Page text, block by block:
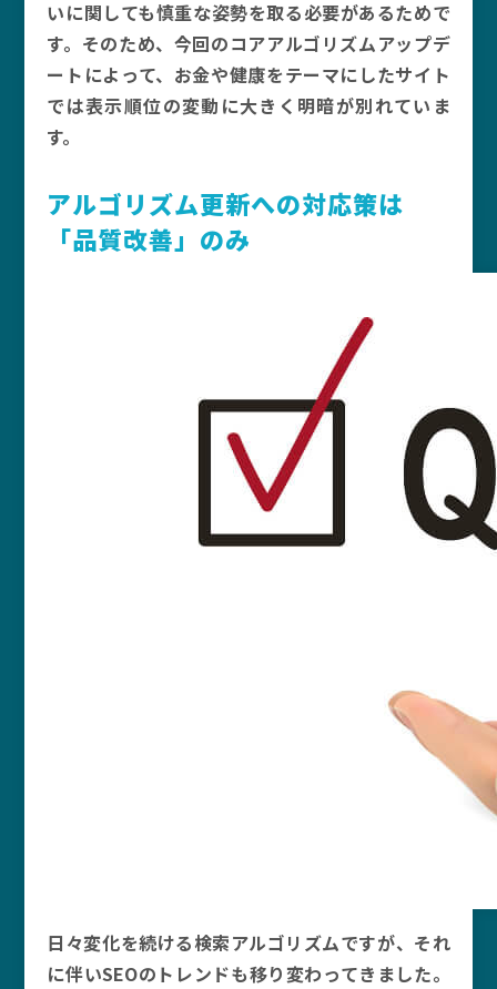
いに関しても慎重な姿勢を取る必要があるためで
す。そのため、今回のコアアルゴリズムアップデ
ートによって、お金や健康をテーマにしたサイト
では表示順位の変動に大きく明暗が別れていま
す。
アルゴリズム更新への対応策は
「品質改善」のみ
日々変化を続ける検索アルゴリズムですが、それ
に伴いSEOのトレンドも移り変わってきました。